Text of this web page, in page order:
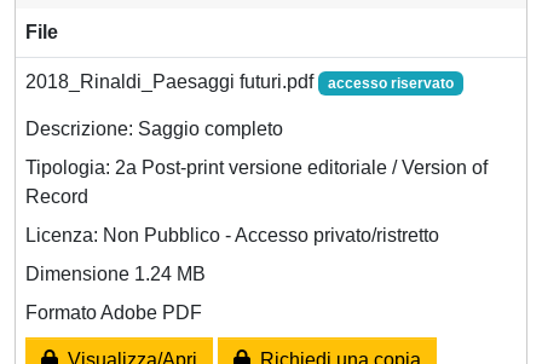
File
2018_Rinaldi_Paesaggi futuri.pdf accesso riservato
Descrizione: Saggio completo
Tipologia: 2a Post-print versione editoriale / Version of
Record
Licenza: Non Pubblico - Accesso privato/ristretto
Dimensione 1.24 MB
Formato Adobe PDF
Visualizza/Apri Richiedi una copia